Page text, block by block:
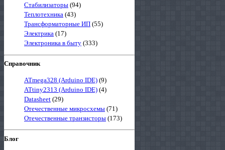
Стабилизаторы (94)
Теплотехника (43)
Трансформаторные ИП (55)
Электрика (17)
Электроника в быту (333)
Справочник
ATmega328 (Arduino IDE) (9)
ATtiny2313 (Arduino IDE) (4)
Datasheet (29)
Отечественные микросхемы (71)
Отечественные транзисторы (173)
Блог